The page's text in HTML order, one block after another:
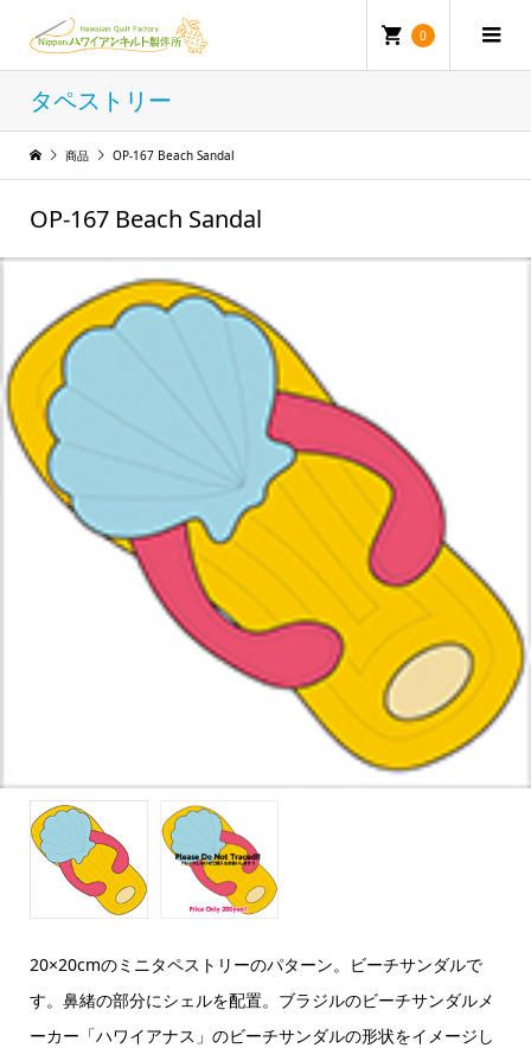
0
タペストリー
商品 OP-167 Beach Sandal
OP-167 Beach Sandal
20×20cmのミニタペストリーのパターン。ビーチサンダルで
す。鼻緒の部分にシェルを配置。ブラジルのビーチサンダルメ
ーカー「ハワイアナス」のビーチサンダルの形状をイメージし